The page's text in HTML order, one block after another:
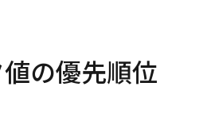
の優先順位